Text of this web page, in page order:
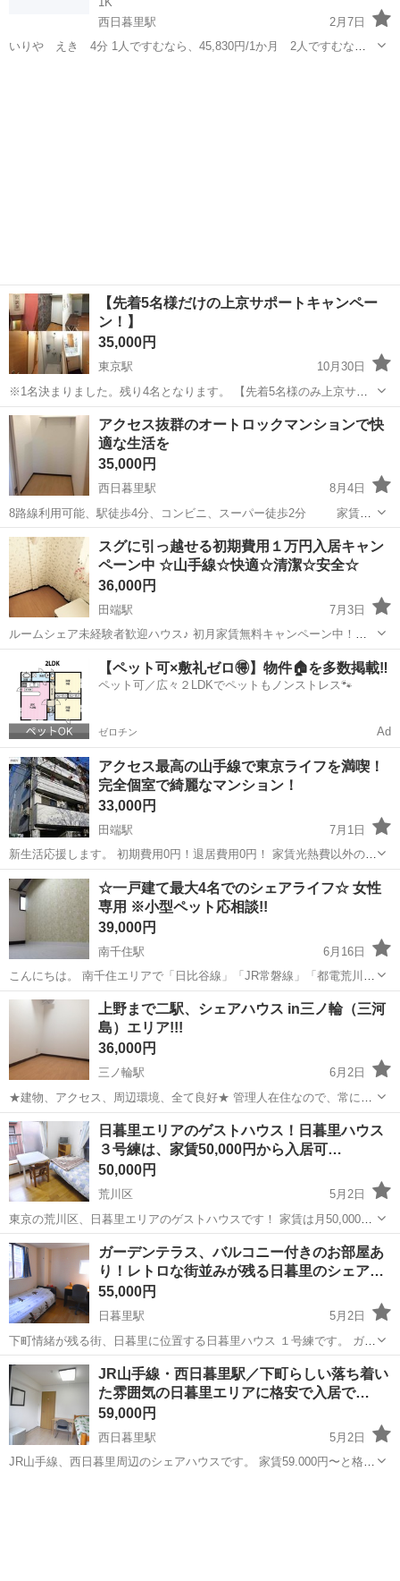
西日暮里駅
2月7日
いりや えき 4分 1人ですむなら、45,830円/1か月 2人ですむなら
【先着5名様だけの上京サポートキャンペー
ン！】
35,000円
東京駅
10月30日
※1名決まりました。残り4名となります。 【先着5名様のみ上京サポ
ートキャンペーン内容】 東京でお住まいやお仕事をお探しの方、迷っ
ている方は今が転機かもしれません。 ・お得な応援キャンペーン 1ヶ
月の家賃が光熱費など全て...
東京 荒川区 東京駅 シェアハウス 個室
アクセス抜群のオートロックマンションで快
適な生活を
35,000円
西日暮里駅
8月4日
8路線利用可能、駅徒歩4分、コンビニ、スーパー徒歩2分 家賃：
35,000円～39,000円 小学校の隣の静かな場所にある、しっかりと
した作りのマンションです。 山手線、東京メトロ千代...
東京 荒川区 西日暮里駅 シェアハウス
スグに引っ越せる初期費用１万円入居キャン
ペーン中 ☆山手線☆快適☆清潔☆安全☆
36,000円
田端駅
7月3日
ルームシェア未経験者歓迎ハウス♪ 初月家賃無料キャンペーン中！１
万円だけでご入居出来ます。 ※6ヶ月以上の入居が条件となります。
管理清掃が行き届いており、 管理人在中、交番スグそこで安心感は二
重丸◎ 乾燥...
田端駅 シェアハウス 管理人
【ペット可×敷礼ゼロ🉐】物件🏠を多数掲載‼️
ペット可／広々２LDKでペットもノンストレス🐾
ゼロチン Ad
アクセス最高の山手線で東京ライフを満喫！
完全個室で綺麗なマンション！
33,000円
田端駅
7月1日
新生活応援します。 初期費用0円！退居費用0円！ 家賃光熱費以外の費
用は一切かかりません。 ≪ アクセス ≫ 都内アクセス良好＆複数路
線利用可能 池袋まで4駅10分 ・秋葉原駅：10分 ・新宿駅 ...
東京 荒川区 田端駅 シェアハウス
☆一戸建て最大4名でのシェアライフ☆ 女性
専用 ※小型ペット応相談!!
39,000円
南千住駅
6月16日
こんにちは。 南千住エリアで「日比谷線」「JR常磐線」「都電荒川
線」が利用可能な物件のご紹介です。 こじんまりしているので、少人
数がお好きな方には最適な空間です。 《費用》 ・初期費用 家賃
東京 荒川区 南千住駅 シェアハウス 小型
上野まで二駅、シェアハウス in三ノ輪（三河
島）エリア!!!
36,000円
三ノ輪駅
6月2日
★建物、アクセス、周辺環境、全て良好★ 管理人在住なので、常に清
潔感があります。 綺麗なハウスで気持ち良く暮らして下さい☆ ☆安い
料金案内☆ 家賃:36,000円～43,000円 即入居可能 ...
東京 荒川区 三ノ輪駅 シェアハウス 管理人
日暮里エリアのゲストハウス！日暮里ハウス
３号練は、家賃50,000円から入居可…
50,000円
荒川区
5月2日
東京の荒川区、日暮里エリアのゲストハウスです！ 家賃は月50,000
円、もしくは週25,000円からです。 光熱費: 8,000円で、水道・ガス・
電気・インターネット料金も含まれています♪ 部屋には、エアコ
ン・...
東京 荒川区 シェアハウス
ガーデンテラス、バルコニー付きのお部屋あ
り！レトロな街並みが残る日暮里のシェア…
55,000円
日暮里駅
5月2日
下町情緒が残る街、日暮里に位置する日暮里ハウス １号練です。 ガー
デンテラス、バルコニーが設置されているお部屋も選択ができます！
バンブーハウスは「シェアハウス」というコンセプトの基、1984年に
ゲストハウスサー...
東京 荒川区 日暮里駅 シェアハウス ゲストハウス
JR山手線・西日暮里駅／下町らしい落ち着い
た雰囲気の日暮里エリアに格安で入居で…
59,000円
西日暮里駅
5月2日
JR山手線、西日暮里周辺のシェアハウスです。 家賃59.000円〜と格安